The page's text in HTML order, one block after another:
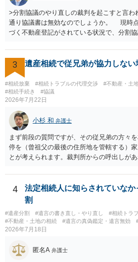
>分割協議のやり直しの裁判を起こすと言わ
通り協議書は無効なのでしょうか。 現時
づく不動産登記がされている状況で、分割
方の訴訟の主張及び立証次第ですが、 ・御
医師の意見書、筆跡鑑定 が提出されればそ
はありますが、 ・伯母様自身が分割協議に
様の意に反する遺産分割協議を行う実益が
であること からすると、実際に遺産分割協
性はそれほど高くない（立証のハードルは
言えると思います。
3 遺産相続で従兄弟が協力しない
#相続放棄 #相続トラブルの代理交渉 #不動産・土
#相続手続き
#協議
2026年7月22日
小杉 和 弁護士
まず前段の質問ですが、その従兄弟の方々
停を（曾祖父の最後の住所地を管轄する）
とが考えられます。裁判所からの呼出しが
能と思われます。時間が思った以上にない
揃える必要があります。その点是非御注意
4
法定相続人に知らされていな
割
#遺産分割 #遺言の書き直し・やり直し
#相続トラ
#不動産・土地の相続
#遺言の真偽鑑定・遺言無効
2026年7月18日
匿名A 弁護士